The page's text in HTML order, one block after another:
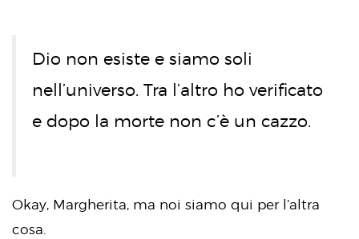
Dio non esiste e siamo soli
nell’universo. Tra l’altro ho verificato
e dopo la morte non c’è un cazzo.
Okay, Margherita, ma noi siamo qui per l’altra
cosa.